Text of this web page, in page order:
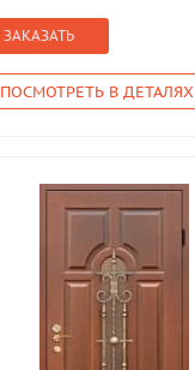
ЗАКАЗАТЬ
ПОСМОТРЕТЬ В ДЕТАЛЯХ